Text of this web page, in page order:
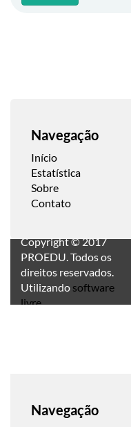
Navegação
Início
Estatística
Sobre
Contato
Copyright © 2017
PROEDU. Todos os
direitos reservados.
Utilizando software
livre.
Navegação